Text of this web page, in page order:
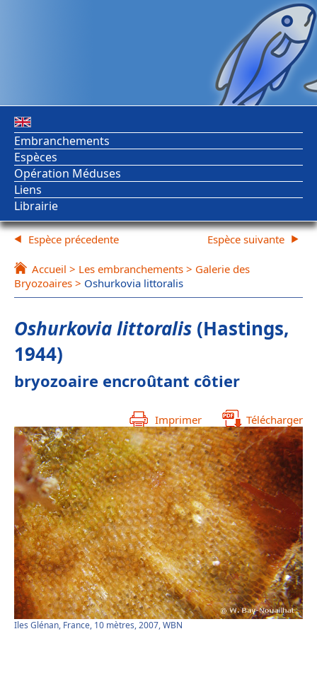
Embranchements
Espèces
Opération Méduses
Liens
Librairie
Espèce précedente
Accueil > Les embranchements > Galerie des
Bryozoaires > Oshurkovia littoralis
Espèce suivante
Oshurkovia littoralis (Hastings,
1944)
bryozoaire encroûtant côtier
Imprimer Télécharger
Iles Glénan, France, 10 mètres, 2007, WBN